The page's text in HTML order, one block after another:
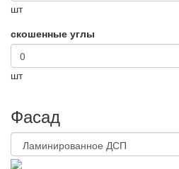
шт
скошенные углы
шт
Фасад